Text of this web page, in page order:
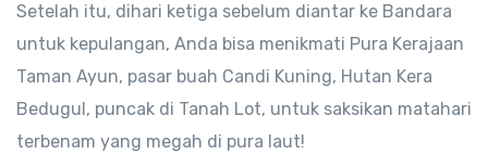
Setelah itu, dihari ketiga sebelum diantar ke Bandara
untuk kepulangan, Anda bisa menikmati Pura Kerajaan
Taman Ayun, pasar buah Candi Kuning, Hutan Kera
Bedugul, puncak di Tanah Lot, untuk saksikan matahari
terbenam yang megah di pura laut!